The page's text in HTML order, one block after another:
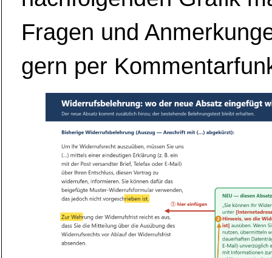
Fragen und
gern per